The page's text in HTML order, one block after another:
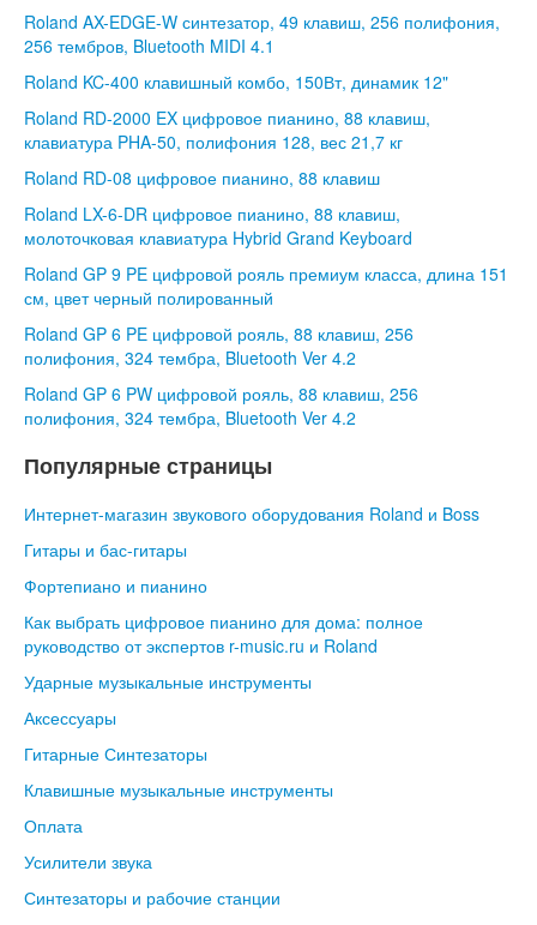
Roland AX-EDGE-W синтезатор, 49 клавиш, 256 полифония,
256 тембров, Bluetooth MIDI 4.1
Roland KC-400 клавишный комбо, 150Вт, динамик 12"
Roland RD-2000 EX цифровое пианино, 88 клавиш,
клавиатура PHA-50, полифония 128, вес 21,7 кг
Roland RD-08 цифровое пианино, 88 клавиш
Roland LX-6-DR цифровое пианино, 88 клавиш,
молоточковая клавиатура Hybrid Grand Keyboard
Roland GP 9 PE цифровой рояль премиум класса, длина 151
см, цвет черный полированный
Roland GP 6 PE цифровой рояль, 88 клавиш, 256
полифония, 324 тембра, Bluetooth Ver 4.2
Roland GP 6 PW цифровой рояль, 88 клавиш, 256
полифония, 324 тембра, Bluetooth Ver 4.2
Популярные страницы
Интернет-магазин звукового оборудования Roland и Boss
Гитары и бас-гитары
Фортепиано и пианино
Как выбрать цифровое пианино для дома: полное
руководство от экспертов r-music.ru и Roland
Ударные музыкальные инструменты
Аксессуары
Гитарные Синтезаторы
Клавишные музыкальные инструменты
Оплата
Усилители звука
Синтезаторы и рабочие станции